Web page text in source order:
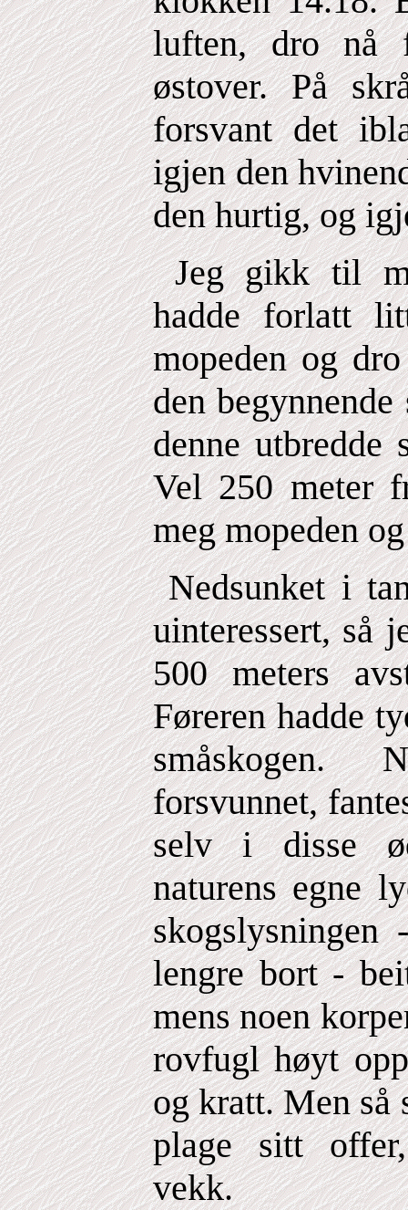
luften, dro nå
østover. På
forsvant det
igjen den
den hurtig, og
Jeg gikk til
hadde forlatt
mopeden og
den
denne utbredde
Vel 250 meter
meg mopeden
Nedsunket i
uinteressert, så
500 meters
Føreren hadde
småskogen.
forsvunnet,
selv i disse
naturens egne
lengre bort -
mens noen
rovfugl høyt
og kratt. Men så
plage sitt
vekk.